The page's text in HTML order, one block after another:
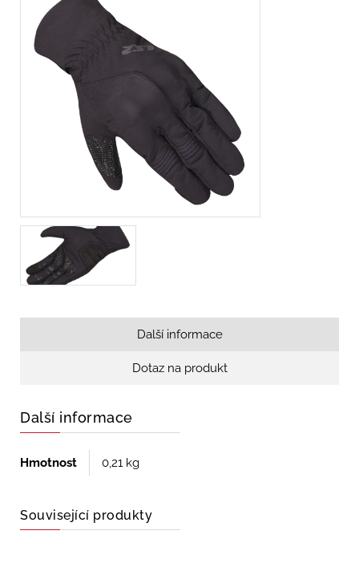
Další informace
Dotaz na produkt
Další informace
Hmotnost 0,21 kg
Související produkty